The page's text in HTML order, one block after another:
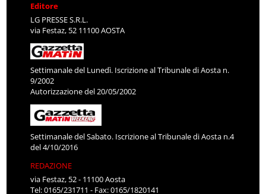
Editore
LG PRESSE S.R.L.
via Festaz, 52 11100 AOSTA
Settimanale del Lunedì. Iscrizione al Tribunale di Aosta n.
9/2002
Autorizzazione del 20/05/2002
Settimanale del Sabato. Iscrizione al Tribunale di Aosta n.4
del 4/10/2016
REDAZIONE
via Festaz, 52 - 11100 Aosta
Tel: 0165/231711 - Fax: 0165/1820141